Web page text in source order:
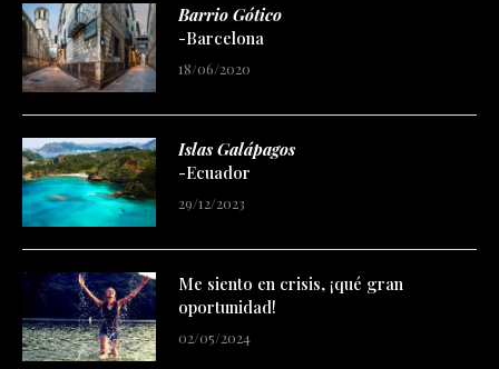
Barrio Gótico
-Barcelona
18/06/2020
Islas Galápagos
-Ecuador
29/12/2023
Me siento en crisis, ¡qué gran
oportunidad!
02/05/2024